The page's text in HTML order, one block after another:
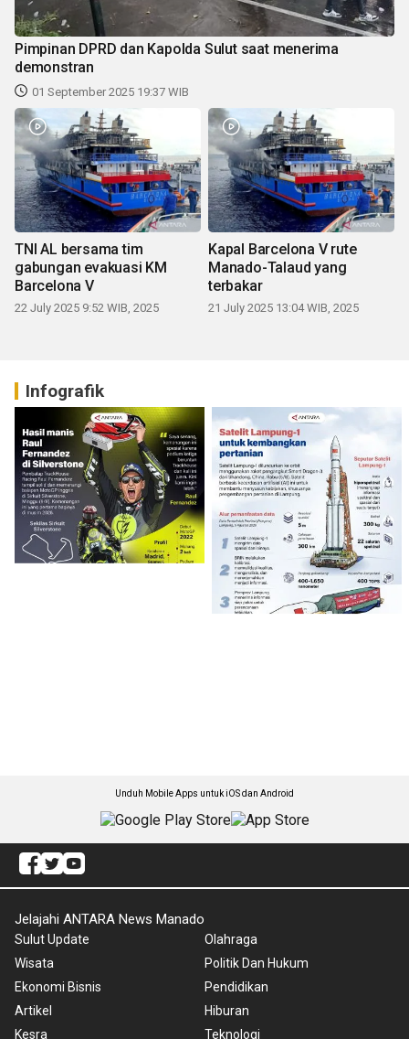
Pimpinan DPRD dan Kapolda Sulut saat menerima
demonstran
01 September 2025 19:37 WIB
TNI AL bersama tim
gabungan evakuasi KM
Barcelona V
22 July 2025 9:52 WIB, 2025
Kapal Barcelona V rute
Manado-Talaud yang
terbakar
21 July 2025 13:04 WIB, 2025
Infografik
Unduh Mobile Apps untuk iOS dan Android
Jelajahi ANTARA News Manado
Sulut Update
Wisata
Ekonomi Bisnis
Artikel
Kesra
Olahraga
Politik Dan Hukum
Pendidikan
Hiburan
Teknologi